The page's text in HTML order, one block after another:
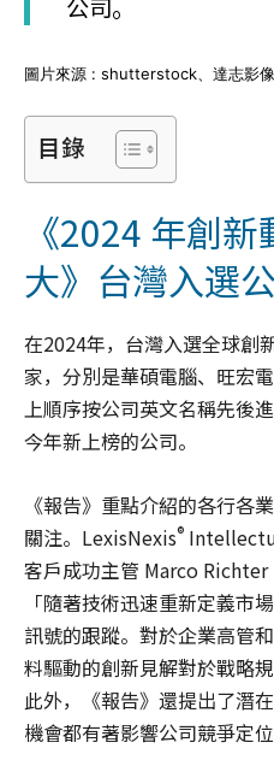
公司。
圖片來源 : shutterstock、達志影像
目錄
《2024 年創
大》台灣入選
在2024年，台灣入選全球創
家，分別是華碩電腦、旺宏
上順序按公司英文名稱先後
今年新上榜的公司。
《報告》重點介紹的各行各
關注。LexisNexis®
客戶成功主管 Marco Richter
「隨著技術迅速重新定義市
訊號的跟蹤。對於企業高管
料驅動的創新見解對於戰略
此外，《報告》還提出了潛
機會都有著影響公司競爭定位